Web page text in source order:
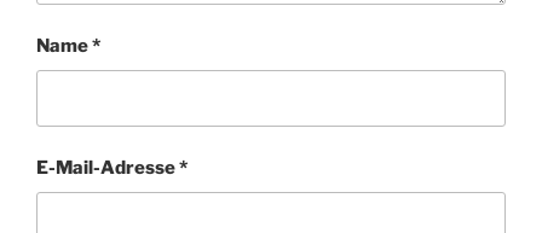
Name*
E-Mail-Adresse*